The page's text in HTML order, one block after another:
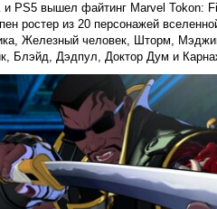
PS5 вышел файтинг Marvel Tokon:
ростер из 20 персонажей
Железный человек, Шторм,
Блэйд, Дэдпул, Доктор Дум и